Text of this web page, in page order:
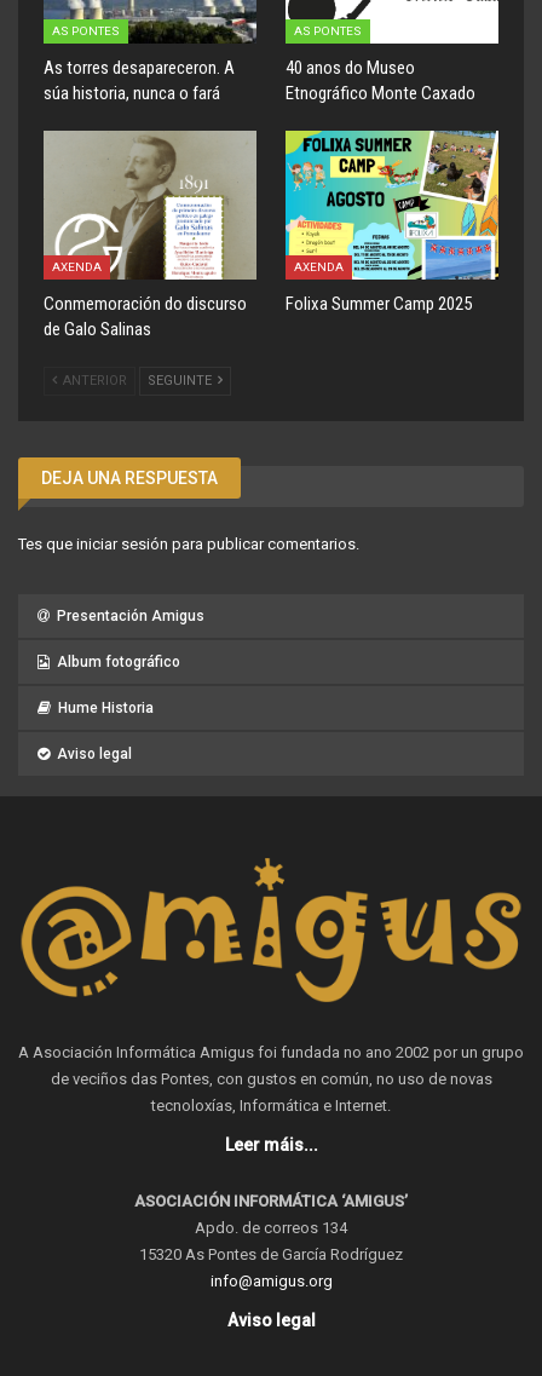
AS PONTES
As torres desapareceron. A
súa historia, nunca o fará
AS PONTES
40 anos do Museo
Etnográfico Monte Caxado
AXENDA
Conmemoración do discurso
de Galo Salinas
AXENDA
Folixa Summer Camp 2025
ANTERIOR SEGUINTE
DEJA UNA RESPUESTA
Tes que iniciar sesión para publicar comentarios.
Presentación Amigus
Album fotográfico
Hume Historia
Aviso legal
A Asociación Informática Amigus foi fundada no ano 2002 por un grupo
de veciños das Pontes, con gustos en común, no uso de novas
tecnoloxías, Informática e Internet.
Leer máis...
ASOCIACIÓN INFORMÁTICA ‘AMIGUS’
Apdo. de correos 134
15320 As Pontes de García Rodríguez
info@amigus.org
Aviso legal